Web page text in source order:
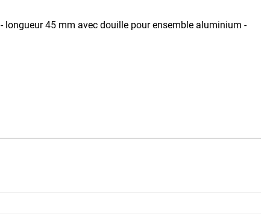
longueur 45 mm avec douille pour ensemble aluminium -